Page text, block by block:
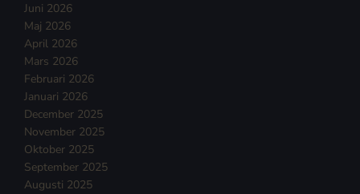
Juni 2026
Maj 2026
April 2026
Mars 2026
Februari 2026
Januari 2026
December 2025
November 2025
Oktober 2025
September 2025
Augusti 2025